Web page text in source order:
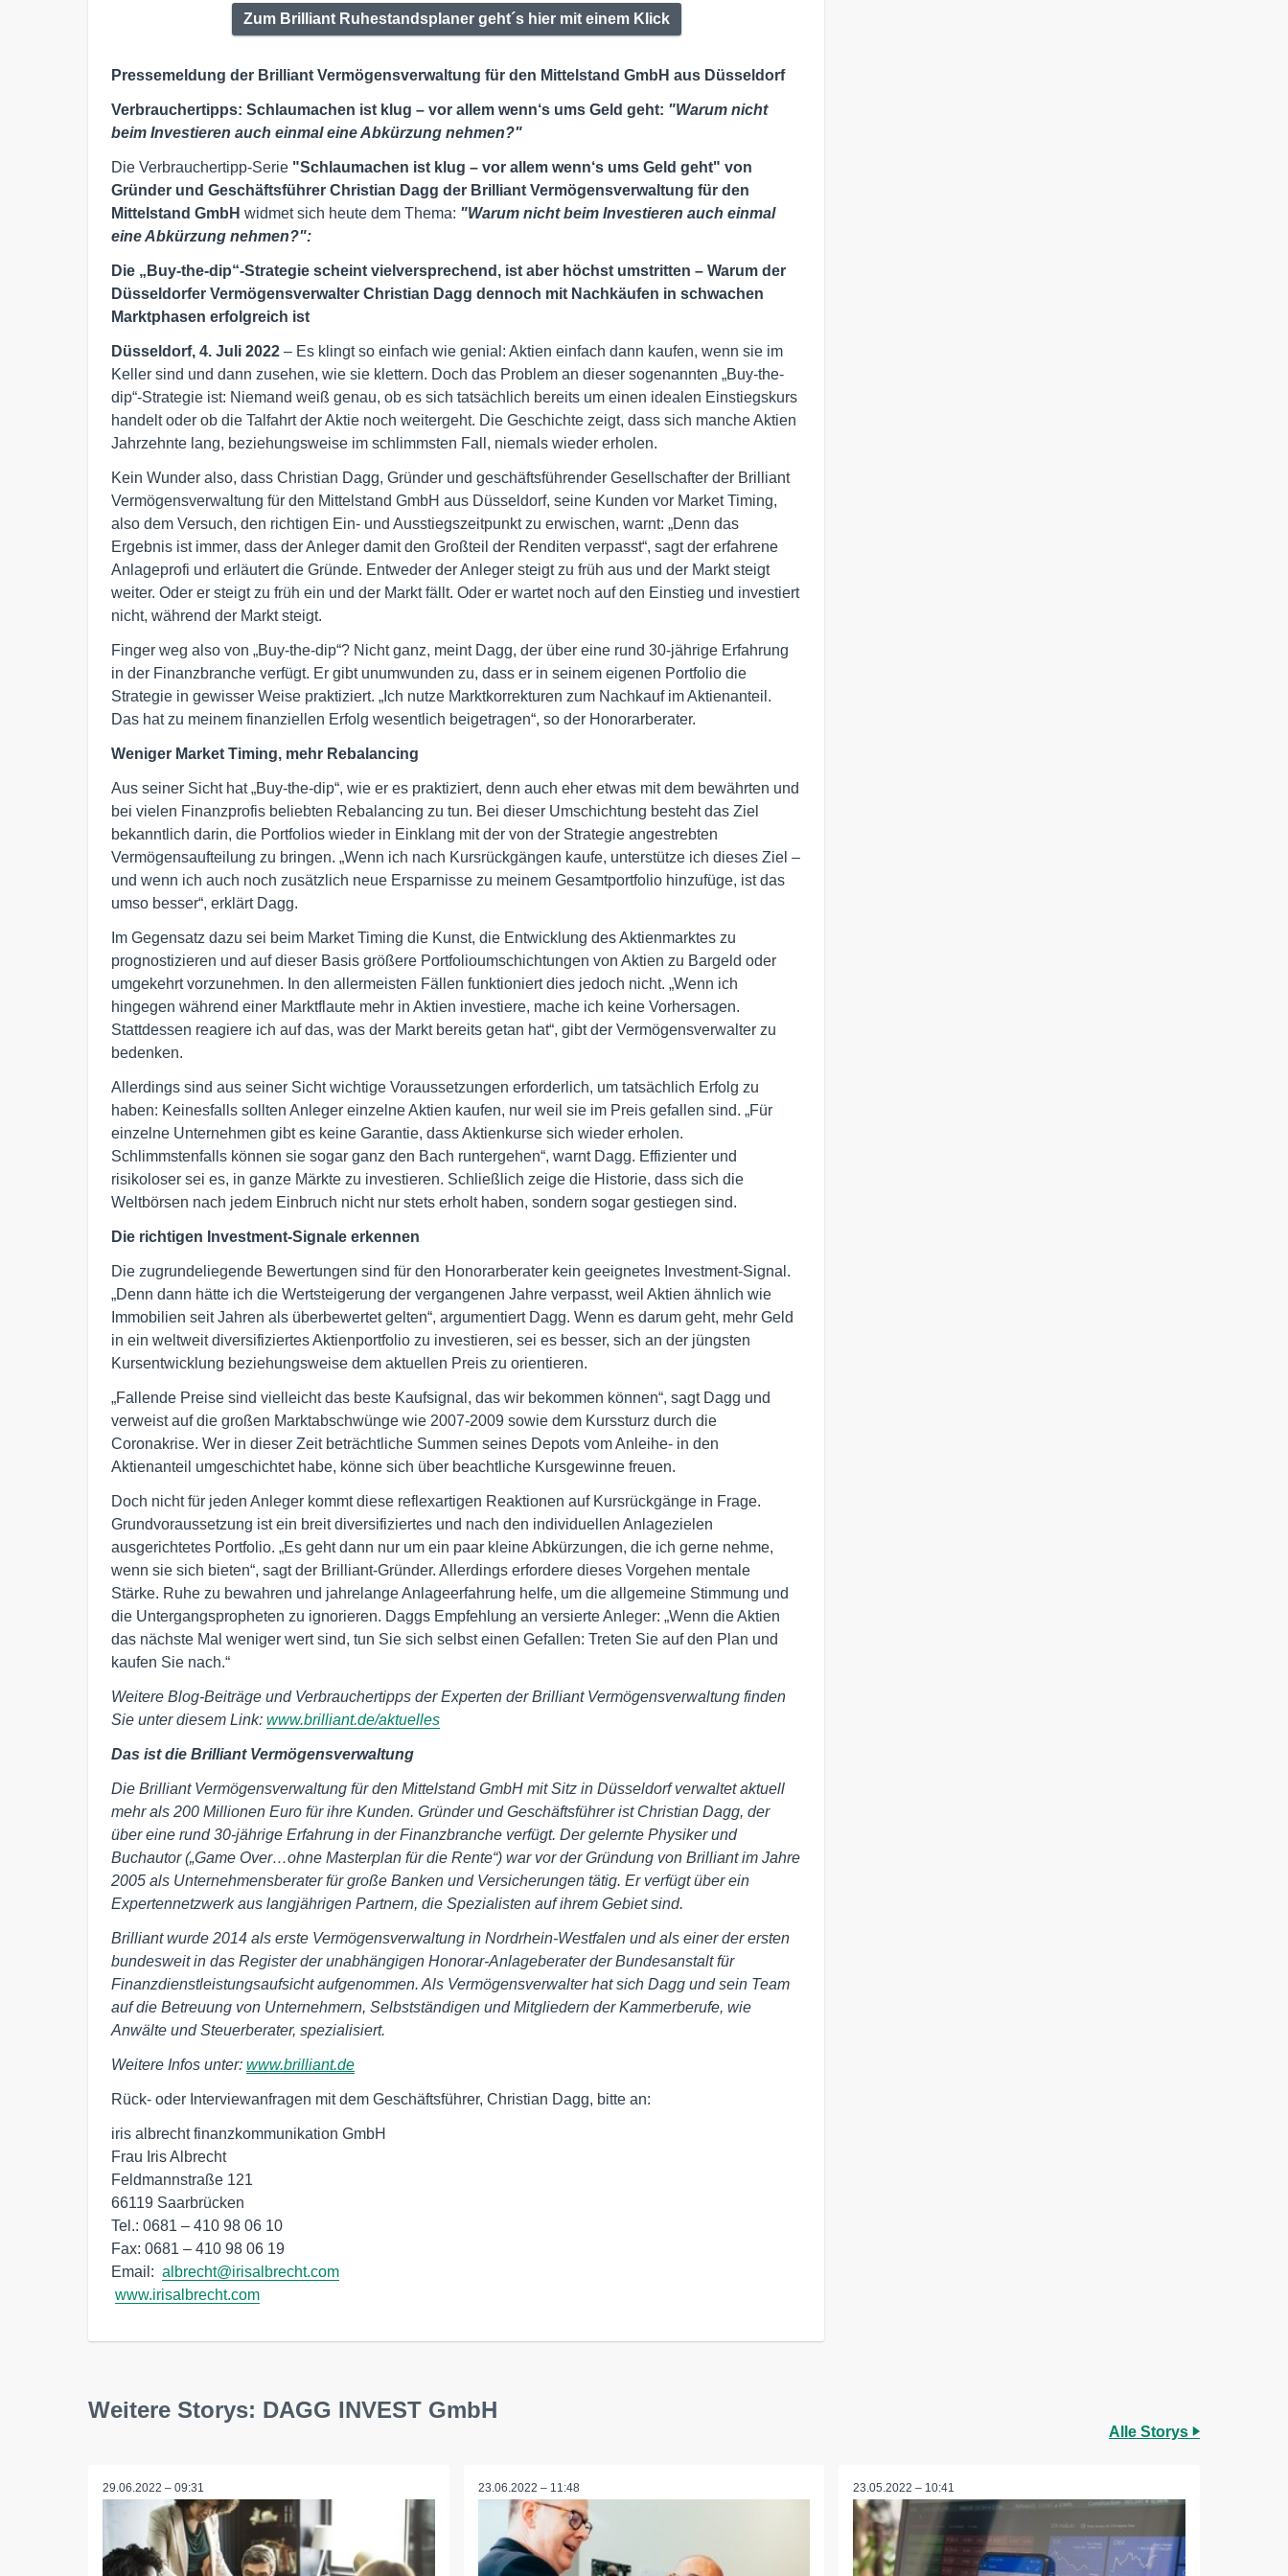
Zum Brilliant Ruhestandsplaner geht´s hier mit einem Klick
Pressemeldung der Brilliant Vermögensverwaltung für den Mittelstand GmbH aus Düsseldorf
Verbrauchertipps: Schlaumachen ist klug – vor allem wenn‘s ums Geld geht: "Warum nicht
beim Investieren auch einmal eine Abkürzung nehmen?"
Die Verbrauchertipp-Serie "Schlaumachen ist klug – vor allem wenn‘s ums Geld geht" von
Gründer und Geschäftsführer Christian Dagg der Brilliant Vermögensverwaltung für den
Mittelstand GmbH widmet sich heute dem Thema: "Warum nicht beim Investieren auch einmal
eine Abkürzung nehmen?":
Die „Buy-the-dip“-Strategie scheint vielversprechend, ist aber höchst umstritten – Warum der
Düsseldorfer Vermögensverwalter Christian Dagg dennoch mit Nachkäufen in schwachen
Marktphasen erfolgreich ist
Düsseldorf, 4. Juli 2022 – Es klingt so einfach wie genial: Aktien einfach dann kaufen, wenn sie im
Keller sind und dann zusehen, wie sie klettern. Doch das Problem an dieser sogenannten „Buy-the-
dip“-Strategie ist: Niemand weiß genau, ob es sich tatsächlich bereits um einen idealen Einstiegskurs
handelt oder ob die Talfahrt der Aktie noch weitergeht. Die Geschichte zeigt, dass sich manche Aktien
Jahrzehnte lang, beziehungsweise im schlimmsten Fall, niemals wieder erholen.
Kein Wunder also, dass Christian Dagg, Gründer und geschäftsführender Gesellschafter der Brilliant
Vermögensverwaltung für den Mittelstand GmbH aus Düsseldorf, seine Kunden vor Market Timing,
also dem Versuch, den richtigen Ein- und Ausstiegszeitpunkt zu erwischen, warnt: „Denn das
Ergebnis ist immer, dass der Anleger damit den Großteil der Renditen verpasst“, sagt der erfahrene
Anlageprofi und erläutert die Gründe. Entweder der Anleger steigt zu früh aus und der Markt steigt
weiter. Oder er steigt zu früh ein und der Markt fällt. Oder er wartet noch auf den Einstieg und investiert
nicht, während der Markt steigt.
Finger weg also von „Buy-the-dip“? Nicht ganz, meint Dagg, der über eine rund 30-jährige Erfahrung
in der Finanzbranche verfügt. Er gibt unumwunden zu, dass er in seinem eigenen Portfolio die
Strategie in gewisser Weise praktiziert. „Ich nutze Marktkorrekturen zum Nachkauf im Aktienanteil.
Das hat zu meinem finanziellen Erfolg wesentlich beigetragen“, so der Honorarberater.
Weniger Market Timing, mehr Rebalancing
Aus seiner Sicht hat „Buy-the-dip“, wie er es praktiziert, denn auch eher etwas mit dem bewährten und
bei vielen Finanzprofis beliebten Rebalancing zu tun. Bei dieser Umschichtung besteht das Ziel
bekanntlich darin, die Portfolios wieder in Einklang mit der von der Strategie angestrebten
Vermögensaufteilung zu bringen. „Wenn ich nach Kursrückgängen kaufe, unterstütze ich dieses Ziel –
und wenn ich auch noch zusätzlich neue Ersparnisse zu meinem Gesamtportfolio hinzufüge, ist das
umso besser“, erklärt Dagg.
Im Gegensatz dazu sei beim Market Timing die Kunst, die Entwicklung des Aktienmarktes zu
prognostizieren und auf dieser Basis größere Portfolioumschichtungen von Aktien zu Bargeld oder
umgekehrt vorzunehmen. In den allermeisten Fällen funktioniert dies jedoch nicht. „Wenn ich
hingegen während einer Marktflaute mehr in Aktien investiere, mache ich keine Vorhersagen.
Stattdessen reagiere ich auf das, was der Markt bereits getan hat“, gibt der Vermögensverwalter zu
bedenken.
Allerdings sind aus seiner Sicht wichtige Voraussetzungen erforderlich, um tatsächlich Erfolg zu
haben: Keinesfalls sollten Anleger einzelne Aktien kaufen, nur weil sie im Preis gefallen sind. „Für
einzelne Unternehmen gibt es keine Garantie, dass Aktienkurse sich wieder erholen.
Schlimmstenfalls können sie sogar ganz den Bach runtergehen“, warnt Dagg. Effizienter und
risikoloser sei es, in ganze Märkte zu investieren. Schließlich zeige die Historie, dass sich die
Weltbörsen nach jedem Einbruch nicht nur stets erholt haben, sondern sogar gestiegen sind.
Die richtigen Investment-Signale erkennen
Die zugrundeliegende Bewertungen sind für den Honorarberater kein geeignetes Investment-Signal.
„Denn dann hätte ich die Wertsteigerung der vergangenen Jahre verpasst, weil Aktien ähnlich wie
Immobilien seit Jahren als überbewertet gelten“, argumentiert Dagg. Wenn es darum geht, mehr Geld
in ein weltweit diversifiziertes Aktienportfolio zu investieren, sei es besser, sich an der jüngsten
Kursentwicklung beziehungsweise dem aktuellen Preis zu orientieren.
„Fallende Preise sind vielleicht das beste Kaufsignal, das wir bekommen können“, sagt Dagg und
verweist auf die großen Marktabschwünge wie 2007-2009 sowie dem Kurssturz durch die
Coronakrise. Wer in dieser Zeit beträchtliche Summen seines Depots vom Anleihe- in den
Aktienanteil umgeschichtet habe, könne sich über beachtliche Kursgewinne freuen.
Doch nicht für jeden Anleger kommt diese reflexartigen Reaktionen auf Kursrückgänge in Frage.
Grundvoraussetzung ist ein breit diversifiziertes und nach den individuellen Anlagezielen
ausgerichtetes Portfolio. „Es geht dann nur um ein paar kleine Abkürzungen, die ich gerne nehme,
wenn sie sich bieten“, sagt der Brilliant-Gründer. Allerdings erfordere dieses Vorgehen mentale
Stärke. Ruhe zu bewahren und jahrelange Anlageerfahrung helfe, um die allgemeine Stimmung und
die Untergangspropheten zu ignorieren. Daggs Empfehlung an versierte Anleger: „Wenn die Aktien
das nächste Mal weniger wert sind, tun Sie sich selbst einen Gefallen: Treten Sie auf den Plan und
kaufen Sie nach.“
Weitere Blog-Beiträge und Verbrauchertipps der Experten der Brilliant Vermögensverwaltung finden
Sie unter diesem Link: www.brilliant.de/aktuelles
Das ist die Brilliant Vermögensverwaltung
Die Brilliant Vermögensverwaltung für den Mittelstand GmbH mit Sitz in Düsseldorf verwaltet aktuell
mehr als 200 Millionen Euro für ihre Kunden. Gründer und Geschäftsführer ist Christian Dagg, der
über eine rund 30-jährige Erfahrung in der Finanzbranche verfügt. Der gelernte Physiker und
Buchautor („Game Over…ohne Masterplan für die Rente“) war vor der Gründung von Brilliant im Jahre
2005 als Unternehmensberater für große Banken und Versicherungen tätig. Er verfügt über ein
Expertennetzwerk aus langjährigen Partnern, die Spezialisten auf ihrem Gebiet sind.
Brilliant wurde 2014 als erste Vermögensverwaltung in Nordrhein-Westfalen und als einer der ersten
bundesweit in das Register der unabhängigen Honorar-Anlageberater der Bundesanstalt für
Finanzdienstleistungsaufsicht aufgenommen. Als Vermögensverwalter hat sich Dagg und sein Team
auf die Betreuung von Unternehmern, Selbstständigen und Mitgliedern der Kammerberufe, wie
Anwälte und Steuerberater, spezialisiert.
Weitere Infos unter: www.brilliant.de
Rück- oder Interviewanfragen mit dem Geschäftsführer, Christian Dagg, bitte an:
iris albrecht finanzkommunikation GmbH
Frau Iris Albrecht
Feldmannstraße 121
66119 Saarbrücken
Tel.: 0681 – 410 98 06 10
Fax: 0681 – 410 98 06 19
Email: albrecht@irisalbrecht.com
www.irisalbrecht.com
Weitere Storys: DAGG INVEST GmbH
Alle Storys
29.06.2022 – 09:31 23.06.2022 – 11:48 23.05.2022 – 10:41